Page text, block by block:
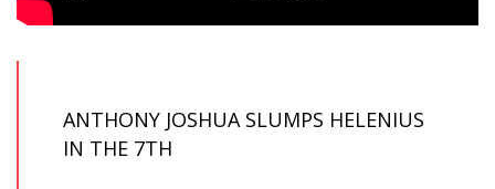
ANTHONY JOSHUA SLUMPS HELENIUS
IN THE 7TH